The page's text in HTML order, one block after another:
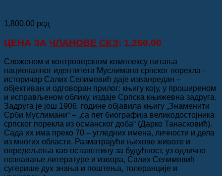
1,800.00 рсд
ЦЕНА ЗА ЧЛАНОВЕ СКЗ: 1,260.00
Сложеном и контроверзном комплексу питања
националног идентитета Муслимана српског порекла –
историчар Салих Селимовић даје изванредан –
објективан и одговоран прилог: књигу коју, у проширеном
и исправљеном облику, издаје Српска књижевна задруга.
Задруга је још 1906. године објавила књигу „Знаменити
Срби Муслимани“ – „са пет биографија великодостојника
српског порекла из османског доба“ (Дарко Танасковић).
Сада их има преко 70 – угледних имена, личности и дела
из многих области. Разматрајући њихове животе и
опредељења као оставштину за будућност, уз одлично
познавање литературе и извора, Салих Селимовић
сугерише дух знања и поштења, толеранције и